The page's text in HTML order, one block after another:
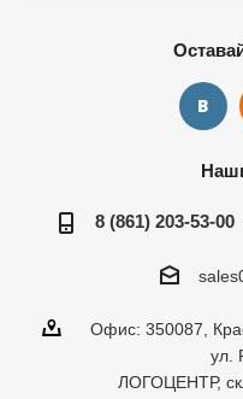
8 (861) 203-53-00
Офис: 350087,
ул.
ЛОГОЦЕНТР,